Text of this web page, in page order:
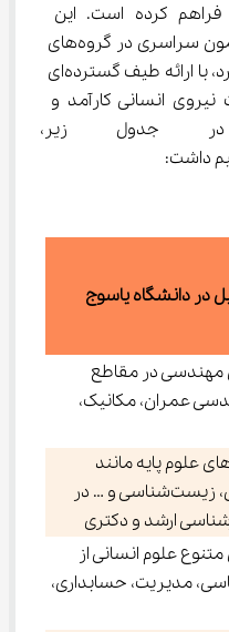
مختلف فراهم کرده است. این
دانشگاه که هر ساله از طریق آزمون سراسری در گروه‌های
آزمایشی مختلف دانشجو می‌پذیرد، با ارائه طیف گسترده‌ای
نیروی انسانی کارآمد و
در جدول
در دانشگاه یاسوج
مهندسی در مقاطع
عمران، مکانیک،
علوم پایه مانند
زیست‌شناسی و … در
ارشد و دکتری
علوم انسانی از
مدیریت، حسابداری،